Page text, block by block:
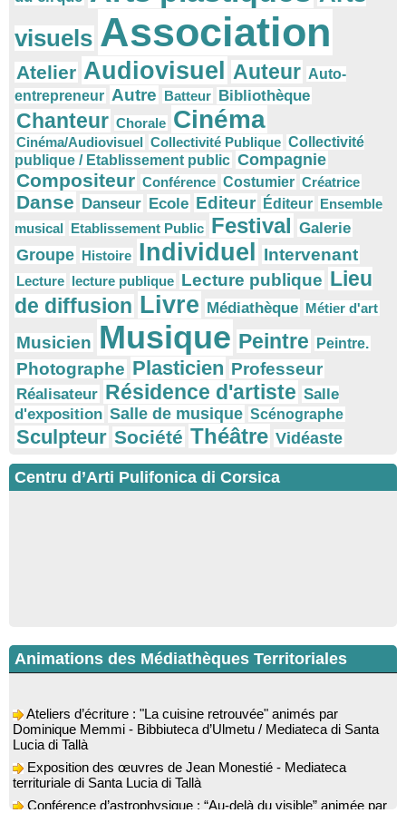
visuels Association
Atelier Audiovisuel Auteur Auto-
entrepreneur Autre Batteur Bibliothèque
Chanteur Chorale Cinéma
Cinéma/Audiovisuel Collectivité Publique Collectivité
publique / Etablissement public Compagnie
Compositeur Conférence Costumier Créatrice
Danse Danseur Ecole Editeur Éditeur Ensemble
musical Etablissement Public Festival Galerie
Groupe Histoire Individuel Intervenant
Lecture lecture publique Lecture publique Lieu
de diffusion Livre Médiathèque Métier d'art
Musicien Musique Peintre Peintre.
Photographe Plasticien Professeur
Réalisateur Résidence d'artiste Salle
d'exposition Salle de musique Scénographe
Sculpteur Société Théâtre Vidéaste
Centru d’Arti Pulifonica di Corsica
Animations des Médiathèques Territoriales
Dominique Memmi - Bibbiuteca d’Ulmetu / Mediateca di Santa
Lucia di Tallà
territuriale di Santa Lucia di Tallà